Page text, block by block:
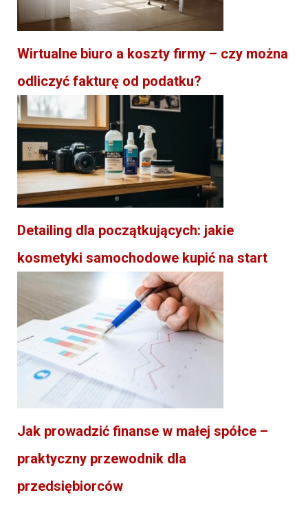
Wirtualne biuro a koszty firmy – czy można
odliczyć fakturę od podatku?
Detailing dla początkujących: jakie
kosmetyki samochodowe kupić na start
Jak prowadzić finanse w małej spółce –
praktyczny przewodnik dla
przedsiębiorców